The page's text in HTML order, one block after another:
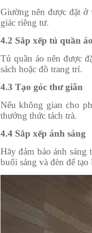
Giường nên được đặt ở
giác riêng tư.
4.2 Sắp xếp tủ quần áo
Tủ quần áo nên được
sách hoặc đồ trang trí.
4.3 Tạo góc thư giãn
Nếu không gian cho
thưởng thức tách trà.
4.4 Sắp xếp ánh sáng
Hãy đảm bảo ánh
buổi sáng và đèn để